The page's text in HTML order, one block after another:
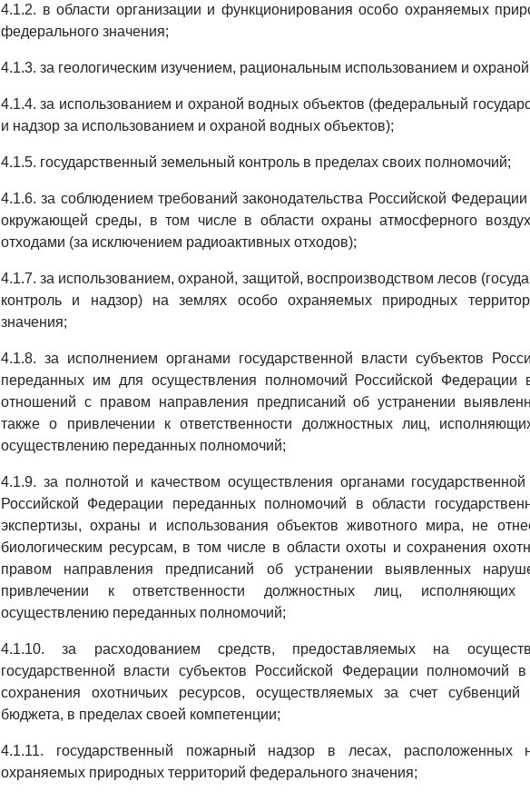
4.1.2. в области организации и функционирования особо охраняемых
федерального значения;
4.1.3. за геологическим изучением, рациональным использованием и
4.1.4. за использованием и охраной водных объектов (федеральный
и надзор за использованием и охраной водных объектов);
4.1.5. государственный земельный контроль в пределах своих полномочий;
4.1.6. за соблюдением требований законодательства Российской
окружающей среды, в том числе в области охраны атмосферного
отходами (за исключением радиоактивных отходов);
4.1.7. за использованием, охраной, защитой, воспроизводством лесов
контроль и надзор) на землях особо охраняемых природных
значения;
4.1.8. за исполнением органами государственной власти субъектов
переданных им для осуществления полномочий Российской Федерации
отношений с правом направления предписаний об устранении
также о привлечении к ответственности должностных лиц,
осуществлению переданных полномочий;
4.1.9. за полнотой и качеством осуществления органами государственной
Российской Федерации переданных полномочий в области
экспертизы, охраны и использования объектов животного мира, не
биологическим ресурсам, в том числе в области охоты и сохранения
правом направления предписаний об устранении выявленных
привлечении к ответственности должностных лиц, исполняющих
осуществлению переданных полномочий;
4.1.10. за расходованием средств, предоставляемых на
государственной власти субъектов Российской Федерации полномочий
сохранения охотничьих ресурсов, осуществляемых за счет субвенций
бюджета, в пределах своей компетенции;
4.1.11. государственный пожарный надзор в лесах, расположенных
охраняемых природных территорий федерального значения;